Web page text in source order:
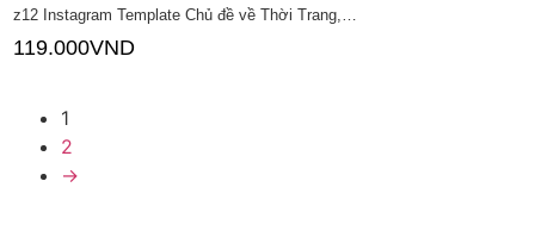
z12 Instagram Template Chủ đề về Thời Trang,…
119.000VND
1
2
→